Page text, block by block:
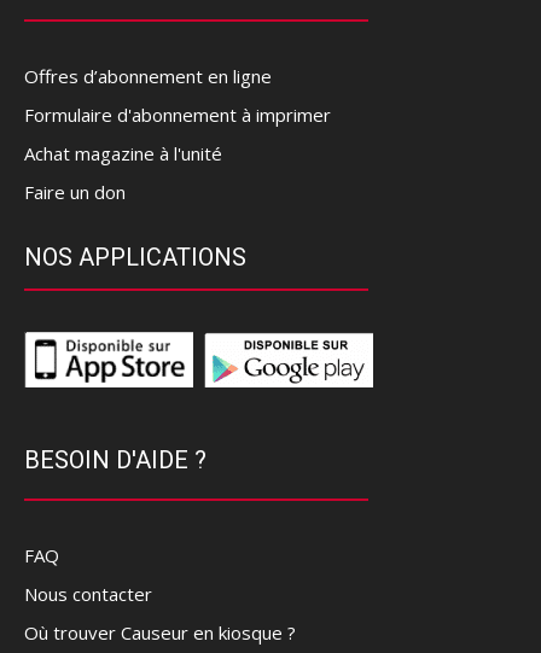
Offres d’abonnement en ligne
Formulaire d'abonnement à imprimer
Achat magazine à l'unité
Faire un don
NOS APPLICATIONS
BESOIN D'AIDE ?
FAQ
Nous contacter
Où trouver Causeur en kiosque ?